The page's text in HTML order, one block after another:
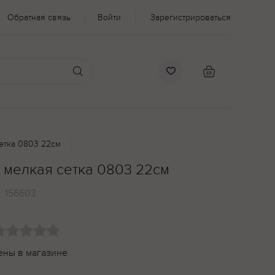
Обратная связь Войти Зарегистрироваться
0803 22см
сетка 0803 22см
156603
в магазине